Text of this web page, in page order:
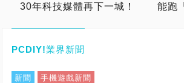
30年科技媒體再下一城！
能跑
PCDIY!業界新聞
新聞 手機遊戲新聞